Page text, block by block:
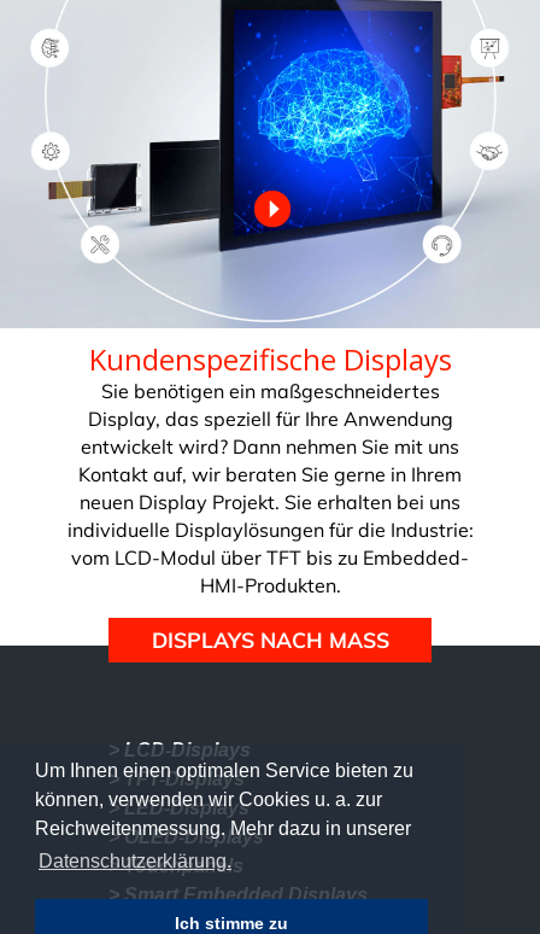
Um Ihnen einen optimalen Service bieten zu
können, verwenden wir Cookies u. a. zur
Reichweitenmessung. Mehr dazu in unserer
Datenschutzerklärung.
Ich stimme zu
Kundenspezifische Displays
Sie benötigen ein maßgeschneidertes
Display, das speziell für Ihre Anwendung
entwickelt wird? Dann nehmen Sie mit uns
Kontakt auf, wir beraten Sie gerne in Ihrem
neuen Display Projekt. Sie erhalten bei uns
individuelle Displaylösungen für die Industrie:
vom LCD-Modul über TFT bis zu Embedded-
HMI-Produkten.
> LCD-Displays
> TFT-Displays
> LED-Displays
> OLED-Displays
> Touchpanels
> Smart Embedded Displays
DISPLAYS NACH MASS